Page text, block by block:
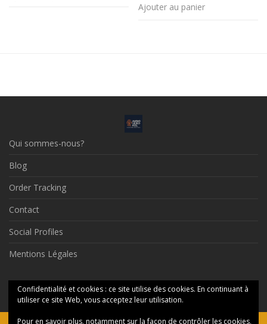
Ajouter au panier
Qui sommes-nous?
Blog
Order Tracking
Contact
Social Profiles
Mentions Légales
© 2026 Audio Video Feel
Confidentialité et cookies : ce site utilise des cookies. En continuant à
utiliser ce site Web, vous acceptez leur utilisation.
Pour en savoir plus, notamment sur la façon de contrôler les cookies,